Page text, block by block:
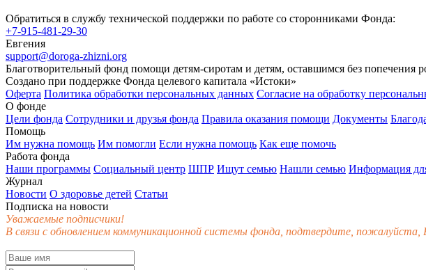
Обратиться в службу технической поддержки по работе со сторонниками Фонда:
+7-915-481-29-30
Евгения
support@doroga-zhizni.org
Благотворительный фонд помощи детям-сиротам и детям, оставшимся без попечения
Создано при поддержке Фонда целевого капитала «Истоки»
Оферта Политика обработки персональных данных Согласие на обработку
О фонде
Цели фонда Сотрудники и друзья фонда Правила оказания помощи Документы
Помощь
Им нужна помощь Им помогли Если нужна помощь Как еще помочь
Работа фонда
Наши программы Социальный центр ШПР Ищут семью Нашли семью Информация
Журнал
Новости О здоровье детей Статьи
Подписка на новости
Уважаемые подписчики!
В связи с обновлением коммуникационной системы фонда, подтвердите, пожалуйста,